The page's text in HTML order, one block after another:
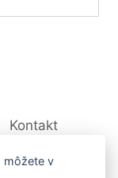
Kontakt
môžete v